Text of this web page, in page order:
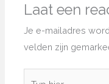
Laat een
Je e-mailadres
velden zijn